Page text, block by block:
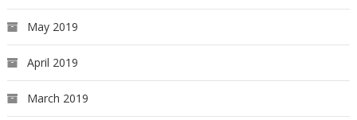
May 2019
April 2019
March 2019